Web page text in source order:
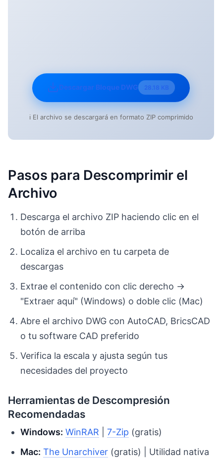
Descargar Bloque DWG 28.18 KB
ℹ️ El archivo se descargará en formato ZIP comprimido
Pasos para Descomprimir el
Archivo
Descarga el archivo ZIP haciendo clic en el
botón de arriba
Localiza el archivo en tu carpeta de
descargas
Extrae el contenido con clic derecho →
"Extraer aquí" (Windows) o doble clic (Mac)
Abre el archivo DWG con AutoCAD, BricsCAD
o tu software CAD preferido
Verifica la escala y ajusta según tus
necesidades del proyecto
Herramientas de Descompresión
Recomendadas
Windows: WinRAR |7-Zip (gratis)
Mac: The Unarchiver (gratis) | Utilidad nativa